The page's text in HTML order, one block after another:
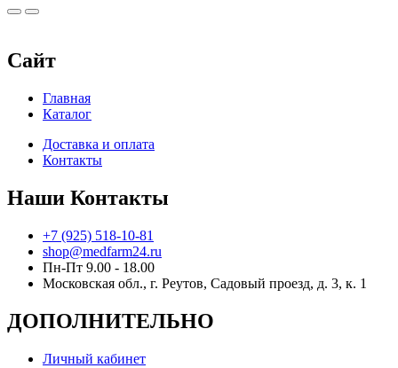
Сайт
Главная
Каталог
Доставка и оплата
Контакты
Наши Контакты
+7 (925) 518-10-81
shop@medfarm24.ru
Пн-Пт 9.00 - 18.00
Московская обл., г. Реутов, Садовый проезд, д. 3, к. 1
ДОПОЛНИТЕЛЬНО
Личный кабинет